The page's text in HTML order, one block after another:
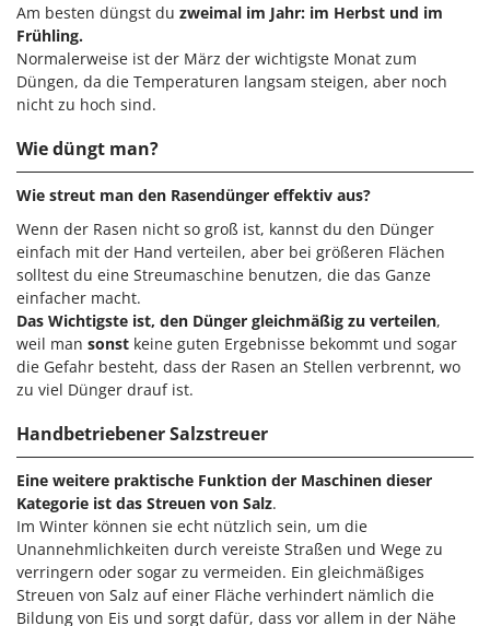
Royal Food
Ryobi
S
S.T.P.
Santos
Sbaraglia
Seven Italy
Shark
Shindaiwa
Silky
Simatech
Skil
Smartwood
Smeg
Snapper
Solidur
Spice Electronics
Am besten düngst du zweimal im Jahr: im Herbst und im
Frühling.
Normalerweise ist der März der wichtigste Monat zum
Düngen, da die Temperaturen langsam steigen, aber noch
nicht zu hoch sind.
Wie düngt man?
Wie streut man den Rasendünger effektiv aus?
Wenn der Rasen nicht so groß ist, kannst du den Dünger
einfach mit der Hand verteilen, aber bei größeren Flächen
solltest du eine Streumaschine benutzen, die das Ganze
einfacher macht.
Das Wichtigste ist, den Dünger gleichmäßig zu verteilen,
weil man sonst keine guten Ergebnisse bekommt und sogar
die Gefahr besteht, dass der Rasen an Stellen verbrennt, wo
zu viel Dünger drauf ist.
Handbetriebener Salzstreuer
Eine weitere praktische Funktion der Maschinen dieser
Kategorie ist das Streuen von Salz.
Im Winter können sie echt nützlich sein, um die
Unannehmlichkeiten durch vereiste Straßen und Wege zu
verringern oder sogar zu vermeiden. Ein gleichmäßiges
Streuen von Salz auf einer Fläche verhindert nämlich die
Bildung von Eis und sorgt dafür, dass vor allem in der Nähe